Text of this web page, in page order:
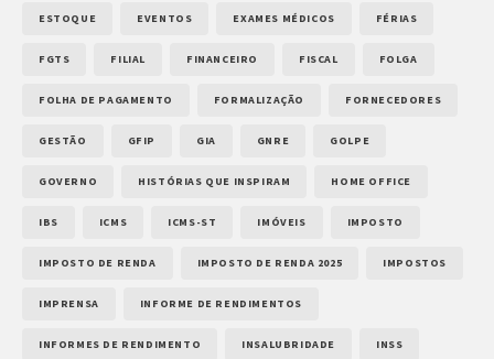
ESTOQUE EVENTOS EXAMES MÉDICOS FÉRIAS
FGTS FILIAL FINANCEIRO FISCAL FOLGA
FOLHA DE PAGAMENTO FORMALIZAÇÃO FORNECEDORES
GESTÃO GFIP GIA GNRE GOLPE
GOVERNO HISTÓRIAS QUE INSPIRAM HOME OFFICE
IBS ICMS ICMS-ST IMÓVEIS IMPOSTO
IMPOSTO DE RENDA IMPOSTO DE RENDA 2025 IMPOSTOS
IMPRENSA INFORME DE RENDIMENTOS
INFORMES DE RENDIMENTO INSALUBRIDADE INSS